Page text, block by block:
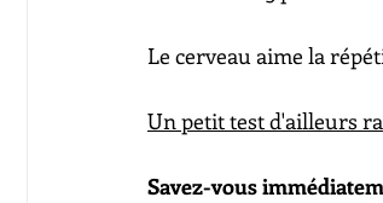
Le cerveau aime la
Un petit test d'ailleurs
Savez-vous